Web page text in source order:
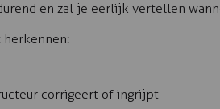
en zal je eerlijk vertellen
herkennen:
corrigeert of ingrijpt